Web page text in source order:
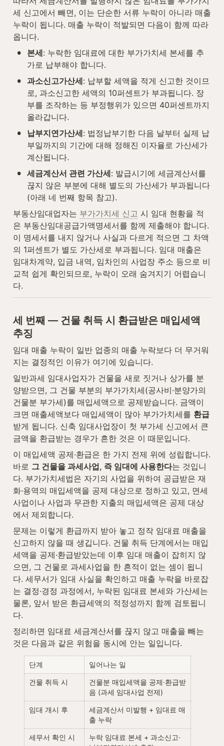
세 신고에서 빼면, 이는 단순한 서류 누락이 아니라 매출
누락이 됩니다. 매출 누락이 적발되면 다음이 함께 따라
옵니다.
• 본세: 누락한 임대료에 대한 부가가치세 본세를 추
가로 납부해야 합니다.
• 과소신고가산세: 납부할 세액을 적게 신고한 것이므
로, 과소신고한 세액의 10퍼센트가 부과됩니다. 장
부를 조작하는 등 부정행위가 있으면 40퍼센트까지
올라갑니다.
• 납부지연가산세: 법정납부기한 다음 날부터 실제 납
부일까지의 기간에 대해 정해진 이자율로 가산세가
계산됩니다.
• 세금계산서 관련 가산세: 발급시기에 세금계산서를
끊지 않은 부분에 대해 별도의 가산세가 부과됩니다
(아래 네 번째 항목 참고).
부동산임대업자는 부가가치세 신고 시 임대 현황을 적
은 부동산임대공급가액명세서를 함께 제출해야 합니다.
이 명세서를 내지 않거나 사실과 다르게 적으면 그 차액
의 1퍼센트가 별도 가산세로 부과됩니다. 임대 매출은
임대차계약, 입금 내역, 임차인의 사업장 주소 등으로 비
교적 쉽게 확인되므로, 누락이 오래 숨겨지기 어렵습니
다.
세 번째 — 건물 취득 시 환급받은 매입세액
추징
임대 매출 누락이 일반 업종의 매출 누락보다 더 무거워
지는 결정적인 이유가 여기에 있습니다.
일반과세 임대사업자가 건물을 새로 짓거나 상가를 분
양받으면, 그 건물 부분의 부가가치세(공사비·분양가의
건물분 부가세)를 매입세액으로 공제받습니다. 금액이
크면 매출세액보다 매입세액이 많아 부가가치세를 환급
받게 됩니다. 신축 임대사업장이 첫 부가세 신고에서 큰
금액을 환급받는 경우가 흔한 것은 이 때문입니다.
이 매입세액 공제·환급은 한 가지 전제 위에 성립합니다.
바로 그 건물을 과세사업, 즉 임대에 사용한다는 것입니
다. 부가가치세법은 자기의 사업을 위하여 공급받은 재
화·용역의 매입세액을 공제 대상으로 정하고 있고, 면세
사업이나 사업과 무관한 지출의 매입세액은 공제 대상
에서 제외합니다.
문제는 이렇게 환급까지 받아 놓고 정작 임대료 매출을
신고하지 않을 때 생깁니다. 건물 취득 단계에서는 매입
세액을 공제·환급받았는데 이후 임대 매출이 잡히지 않
으면, 그 건물로 과세사업을 한 흔적이 없는 셈이 됩니
다. 세무서가 임대 사실을 확인하고 매출 누락을 바로잡
는 결정·경정 과정에서, 누락된 임대료 본세와 가산세는
물론, 앞서 받은 환급세액의 적정성까지 함께 검토됩니
다.
정리하면 임대료 세금계산서를 끊지 않고 매출을 빼는
것은 다음과 같은 위험을 동시에 안는 일입니다.
단계 일어나는 일
건물 취득 시
건물분 매입세액을 공제·환급받
음 (과세 임대사업 전제)
임대 개시 후
세금계산서 미발행 + 임대료 매
출 누락
세무서 확인 시
누락 임대료 본세 + 과소신고·